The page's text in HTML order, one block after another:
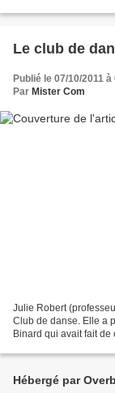
Le club de
Publié le 07/10/2011 à
Par Mister Com
Julie Robert
Club de danse. Elle a
Binard qui avait fait
Hébergé par